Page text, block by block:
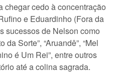
chegar cedo à concentração
e Eduardinho (Fora da
sucessos de Nelson como
da Sorte”, “Aruandê”, “Mel
é Um Rei”, entre outros
até a colina sagrada.